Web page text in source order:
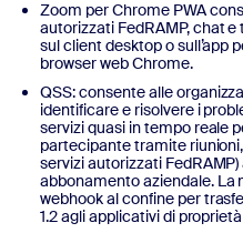
Zoom per Chrome PWA
autorizzati FedRAMP, chat
sul client desktop o sull’app
browser web Chrome.
QSS: consente alle
identificare e risolvere i
servizi quasi in tempo reale
partecipante tramite
servizi autorizzati
abbonamento aziendale. La
webhook al confine per
1.2 agli applicativi di